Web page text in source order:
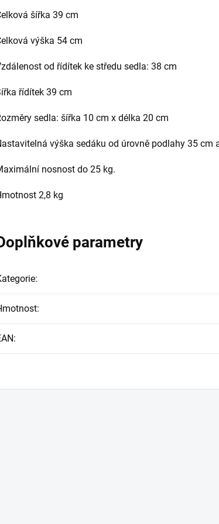
šířka 39 cm
výška 54 cm
od řídítek ke středu sedla: 38 cm
řídítek 39 cm
sedla: šířka 10 cm x délka 20 cm
výška sedáku od úrovně podlahy 35 cm
nosnost do 25 kg.
2,8 kg
parametry
:
:
: